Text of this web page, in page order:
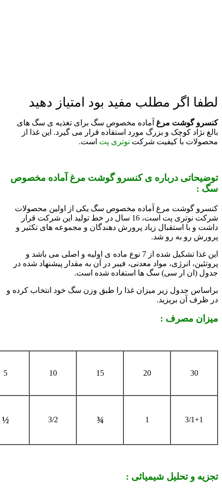
لطفا اگر مطلب مفید بود امتیاز دهید
کنسرو گوشت مرغ آماده مخصوص سگ برای تغذیه ی سگ های
بالغ نژاد کوچک و بزرگ مورد استفاده قرار می گیرد. این غذا از
محصولات با کیفیت شرکت نوتری پت است.
توضیحاتی درباره ی کنسرو گوشت مرغ آماده مخصوص
سگ :
کنسرو گوشت مرغ آماده مخصوص سگ یکی از اولین محصولات
شرکت نوتری پت است، 16 سال در خط تولید این شرکت قرار
داشت و با استقبال زیاد پرورش دهندگان و مجموعه های تکثیر و
پرورش رو به رو شد.
این غذا تشکیل شده از 7 نوع ماده ی اولیه و اصلی می باشد و
پروتئین، انرژی، مواد معدنی، فیبر در آن به مقدار پیشنهاد شده در
جدول (ان ار سی) سگ ها استفاده شده است.
براساس جدول زیر میزان غذا را طبق وزن سگ خود انتخاب کرده و
در ظرف آن بریزید.
میزان مصرف :
30
20
15
10
5
1+
3/1
1
¾
3/2
½
تجزیه و تحلیل شیمیائی :